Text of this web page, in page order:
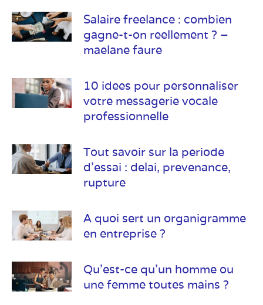
Salaire freelance : combien
gagne-t-on reellement ? –
maelane faure
10 idees pour personnaliser
votre messagerie vocale
professionnelle
Tout savoir sur la periode
d’essai : delai, prevenance,
rupture
A quoi sert un organigramme
en entreprise ?
Qu’est-ce qu’un homme ou
une femme toutes mains ?